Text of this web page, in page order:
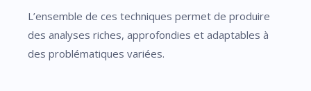
L’ensemble de ces techniques permet de produire
des analyses riches, approfondies et adaptables à
des problématiques variées.